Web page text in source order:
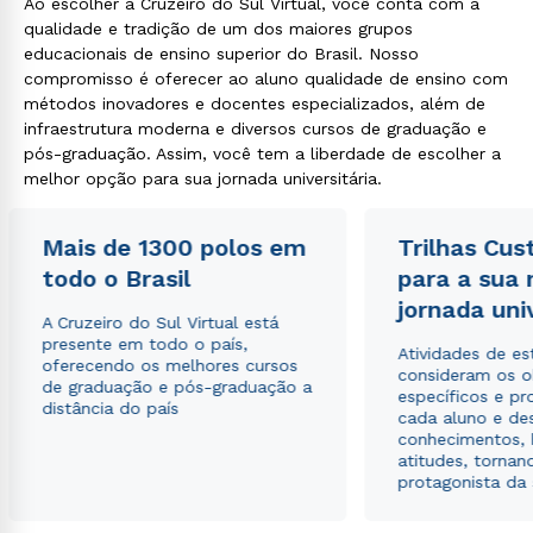
qualidade e tradição de um dos maiores grupos
educacionais de ensino superior do Brasil. Nosso
compromisso é oferecer ao aluno qualidade de ensino com
métodos inovadores e docentes especializados, além de
infraestrutura moderna e diversos cursos de graduação e
pós-graduação. Assim, você tem a liberdade de escolher a
melhor opção para sua jornada universitária.
Mais de 1300 polos em
todo o Brasil
A Cruzeiro do Sul Virtual está
presente em todo o país,
oferecendo os melhores cursos
de graduação e pós-graduação a
distância do país
Trilhas
para a sua
jornada
Atividades de
consideram os
específicos e
cada aluno e
conhecimentos,
atitudes,
protagonista da
ou
Política de Privacidade.e
autorizo que meus dados sejam utilizados para o